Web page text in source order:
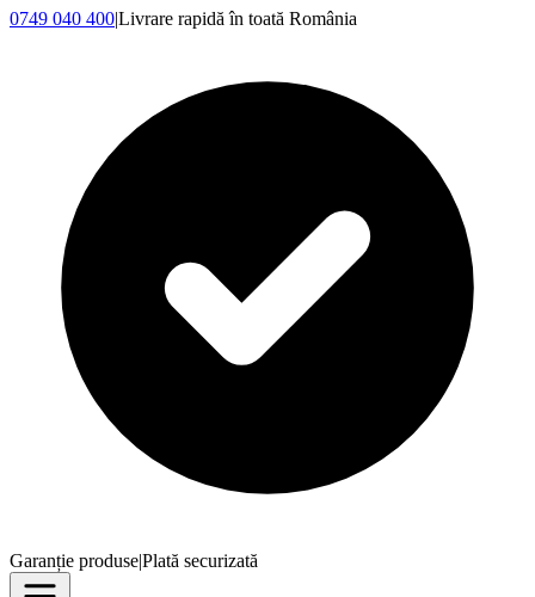
0749 040 400|Livrare rapidă în toată România
Garanție produse|Plată securizată